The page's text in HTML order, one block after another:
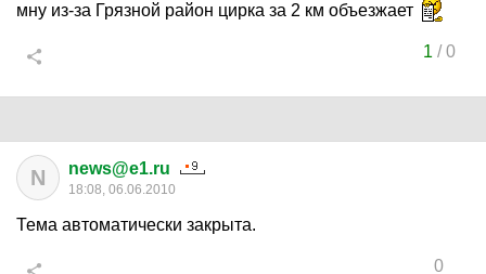
мну из-за Грязной район цирка за 2 км объезжает
1 /0
N news@e1.ru
18:08, 06.06.2010
Тема автоматически закрыта.
0